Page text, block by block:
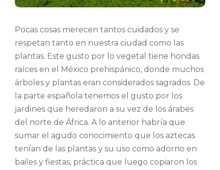
Pocas cosas merecen tantos cuidados y se
respetan tanto en nuestra ciudad como las
plantas. Este gusto por lo vegetal tiene hondas
raíces en el México prehispánico, donde muchos
árboles y plantas eran considerados sagrados. De
la parte española tenemos el gusto por los
jardines que heredaron a su vez de los árabes
del norte de África. A lo anterior habría que
sumar el agudo conocimiento que los aztecas
tenían de las plantas y su uso como adorno en
bailes y fiestas, práctica que luego copiaron los